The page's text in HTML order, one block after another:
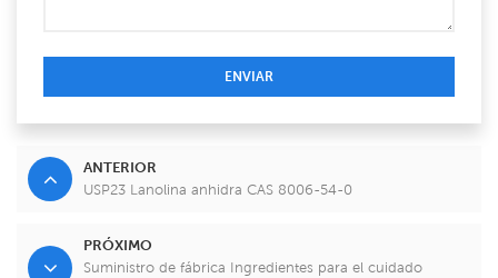
ENVIAR
ANTERIOR
USP23 Lanolina anhidra CAS 8006-54-0
PRÓXIMO
Suministro de fábrica Ingredientes para el cuidado